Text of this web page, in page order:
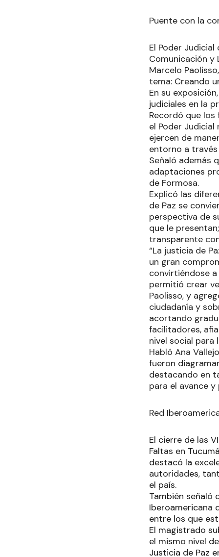
Puente con la
El Poder
Comunicación y
Marcelo
tema: Creando
En su
judiciales en la
Recordó que
el Poder
ejercen de
entorno a
Señaló además
adaptaciones
de Formosa.
Explicó las
de Paz se
perspectiva de
que le
transparente
“La justicia de
un gran
convirtiéndose
permitió crear
Paolisso, y
ciudadanía y
acortando
facilitadores,
nivel social para
Habló Ana
fueron
destacando en
para el avance
Red
El cierre de las
Faltas en
destacó la
autoridades,
el país.
También señaló
Iberoamericana
entre los que
El magistrado
el mismo nivel
Justicia de Paz